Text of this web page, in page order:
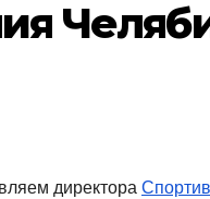
директора